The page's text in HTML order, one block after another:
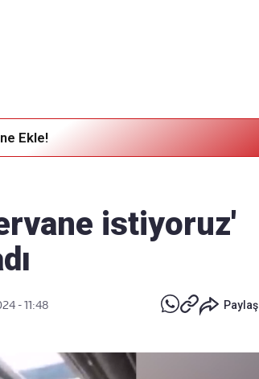
Ekle!
istiyoruz'
- 11:48 Paylaş